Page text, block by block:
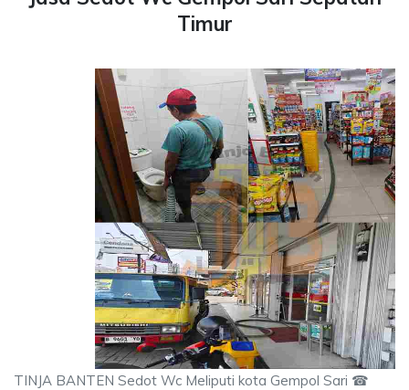
Timur
TINJA BANTEN Sedot Wc Meliputi kota Gempol Sari ☎